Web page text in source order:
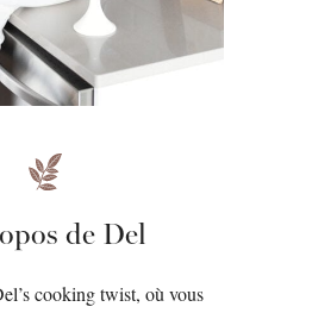
de Del
cooking twist, où vous